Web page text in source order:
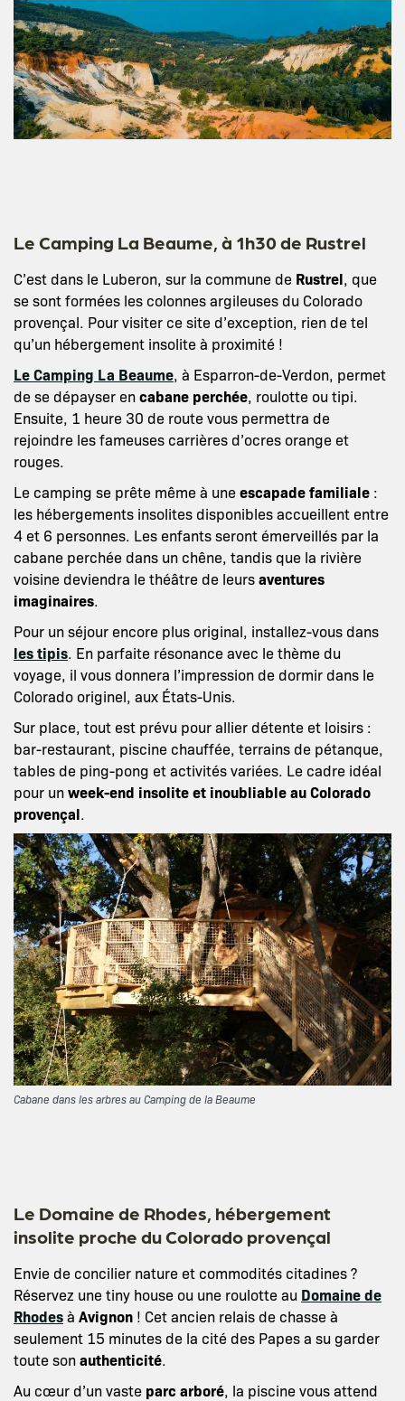
Le Camping La Beaume, à 1h30 de Rustrel
C’est dans le Luberon, sur la commune de Rustrel, que
se sont formées les colonnes argileuses du Colorado
provençal. Pour visiter ce site d’exception, rien de tel
qu’un hébergement insolite à proximité !
Le Camping La Beaume, à Esparron-de-Verdon, permet
de se dépayser encabane perchée, roulotte ou tipi.
Ensuite, 1 heure 30 de route vous permettra de
rejoindre les fameuses carrières d’ocres orange et
rouges.
Le camping se prête même à uneescapade familiale :
les hébergements insolites disponibles accueillent entre
4 et 6 personnes. Les enfants seront émerveillés par la
cabane perchée dans un chêne, tandis que la rivière
voisine deviendra le théâtre de leursaventures
imaginaires.
Pour un séjour encore plus original, installez-vous dans
les tipis. En parfaite résonance avec le thème du
voyage, il vous donnera l’impression de dormir dans le
Colorado originel, aux États-Unis.
Sur place, tout est prévu pour allier détente et loisirs :
bar-restaurant, piscine chauffée, terrains de pétanque,
tables de ping-pong et activités variées. Le cadre idéal
pour unweek-end insolite et inoubliable au Colorado
provençal.
Cabane dans les arbres au Camping de la Beaume
Le Domaine de Rhodes, hébergement
insolite proche du Colorado provençal
Envie de concilier nature et commodités citadines ?
Réservez une tiny house ou une roulotte au Domaine de
Rhodesà Avignon ! Cet ancien relais de chasse à
seulement 15 minutes de la cité des Papes a su garder
toute sonauthenticité.
Au cœur d’un vaste parc arboré, la piscine vous attend